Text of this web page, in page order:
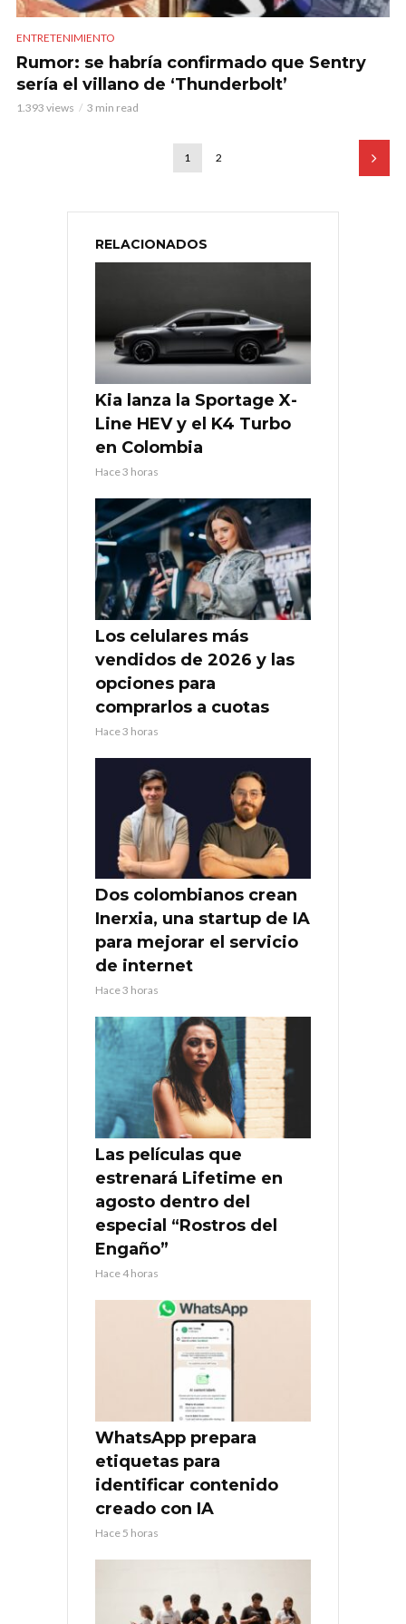
ENTRETENIMIENTO
Rumor: se habría confirmado que Sentry
sería el villano de ‘Thunderbolt’
1.393 views 3 min read
1 2
RELACIONADOS
Kia lanza la Sportage X-
Line HEV y el K4 Turbo
en Colombia
Hace 3 horas
Los celulares más
vendidos de 2026 y las
opciones para
comprarlos a cuotas
Hace 3 horas
Dos colombianos crean
Inerxia, una startup de IA
para mejorar el servicio
de internet
Hace 3 horas
Las películas que
estrenará Lifetime en
agosto dentro del
especial “Rostros del
Engaño”
Hace 4 horas
WhatsApp prepara
etiquetas para
identificar contenido
creado con IA
Hace 5 horas